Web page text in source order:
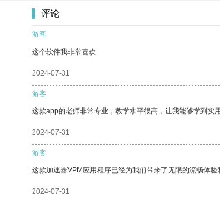
评论
游客
这个软件我非常喜欢
2024-07-31
游客
这款app的老师非常专业，教学水平很高，让我能够学到实用
2024-07-31
游客
这款加速器VPM应用程序已经为我们带来了无限的流畅体验
2024-07-31